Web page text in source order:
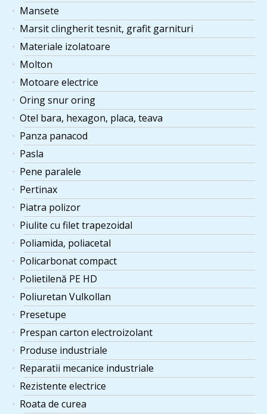
Mansete
Marsit clingherit tesnit, grafit garnituri
Materiale izolatoare
Molton
Motoare electrice
Oring snur oring
Otel bara, hexagon, placa, teava
Panza panacod
Pasla
Pene paralele
Pertinax
Piatra polizor
Piulite cu filet trapezoidal
Poliamida, poliacetal
Policarbonat compact
Polietilenă PE HD
Poliuretan Vulkollan
Presetupe
Prespan carton electroizolant
Produse industriale
Reparatii mecanice industriale
Rezistente electrice
Roata de curea